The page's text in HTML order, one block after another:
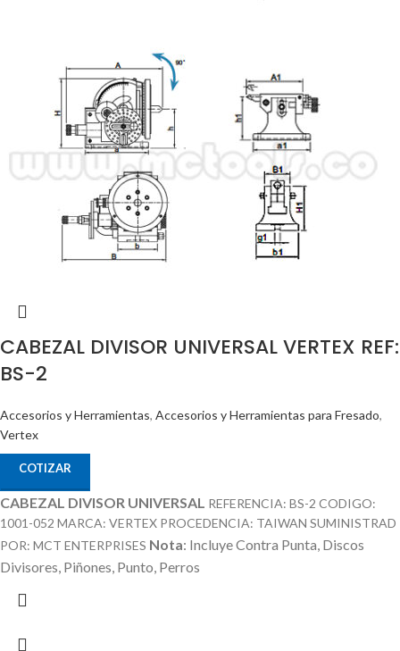
CABEZAL DIVISOR UNIVERSAL VERTEX REF:
BS-2
Accesorios y Herramientas, Accesorios y Herramientas para Fresado,
Vertex
COTIZAR
CABEZAL DIVISOR UNIVERSAL REFERENCIA: BS-2 CODIGO:
1001-052 MARCA: VERTEX PROCEDENCIA: TAIWAN SUMINISTRAD
POR: MCT ENTERPRISES Nota: Incluye Contra Punta, Discos
Divisores, Piñones, Punto, Perros